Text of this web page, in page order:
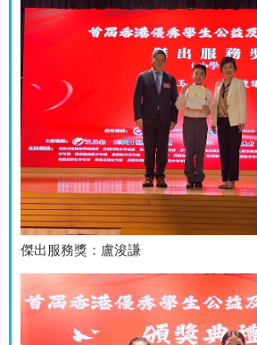
傑出服務獎：盧浚謙